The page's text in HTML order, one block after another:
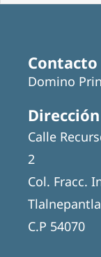
Contacto
Domino
Dirección
Calle
2
Col. Fracc.
C.P 54070